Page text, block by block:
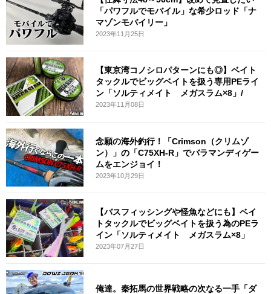
「パワフルでモバイル」な希少ロッド「ナ
マゾンモバイリー」
2023年11月25日
【東京湾コノシロパターンにも◎】ベイト
タックルでビッグベイトを扱う専用PEライ
ン「ソルティメイト メガスラム×8」/
2023年11月08日
念願の海外釣行！「Crimson（クリムゾ
ン）」の「C75XH-R」でバラマンディゲー
ムをエンジョイ！
2023年10月29日
【バスフィッシングや怪魚などにも】ベイ
トタックルでビッグベイトを扱う為のPEラ
イン「ソルティメイト メガスラム×8」
2023年07月27日
俺達。秦拓馬の世界戦略の次なる一手「ダ